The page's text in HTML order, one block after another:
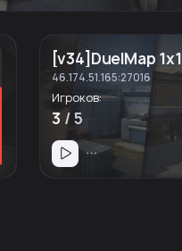
[v34]DuelMap 1x1
46.174.51.165:27016
Игроков:
3 / 5